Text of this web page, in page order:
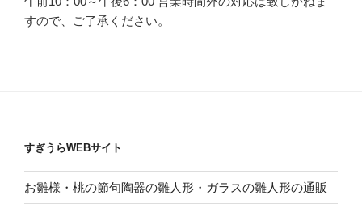
すので、ご了承ください。
すぎうらWEBサイト
お雛様・桃の節句陶器の雛人形・ガラスの雛人形の通販